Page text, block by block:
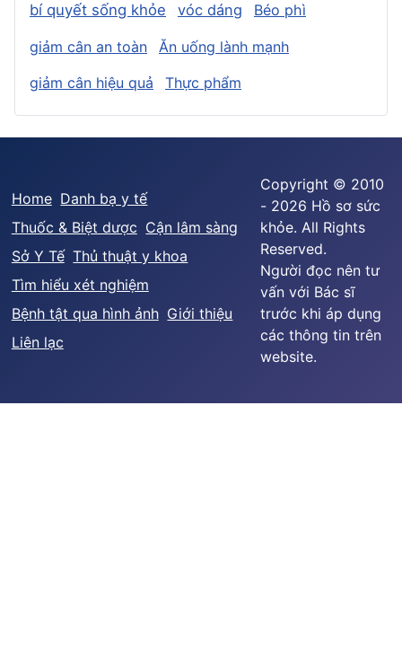
bí quyết sống khỏe vóc dáng Béo phì
giảm cân an toàn
Ăn uống lành mạnh
giảm cân hiệu quả
Thực phẩm
Home Danh bạ y tế
Thuốc & Biệt dược Cận lâm sàng
Sở Y Tế Thủ thuật y khoa
Tìm hiểu xét nghiệm
Bệnh tật qua hình ảnh Giới thiệu
Liên lạc
Copyright © 2010
- 2026 Hồ sơ sức
khỏe. All Rights
Reserved.
Người đọc nên tư
vấn với Bác sĩ
trước khi áp dụng
các thông tin trên
website.